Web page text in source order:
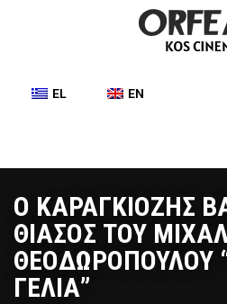
EL EN
Ο ΚΑΡΑΓΚΙΟΖΗΣ
ΘΙΑΣΟΣ ΤΟΥ
ΘΕΟΔΩΡΟΠΟΥΛΟΥ
ΓΕΛΙΑ”